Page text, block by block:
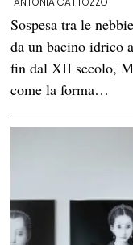
Sospesa tra le
da un bacino idrico
fin dal XII secolo,
come la forma…